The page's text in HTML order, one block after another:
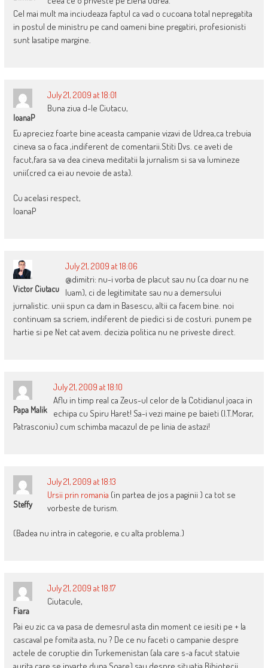
Cel mai mult ma inciudeaza faptul ca vad o cucoana total nepregatita
in postul de ministru pe cand oameni bine pregatiri, profesionisti
sunt lasatipe margine.
IoanaP
July 21, 2009 at 18:01
Buna ziua d-le Ciutacu,
Eu apreciez foarte bine aceasta campanie vizavi de Udrea,ca trebuia
cineva sa o faca ,indiferent de comentarii.Stiti Dvs. ce aveti de
facut,fara sa va dea cineva meditatii la jurnalism si sa va lumineze
unii(cred ca ei au nevoie de asta).
Cu acelasi respect,
IoanaP
Victor Ciutacu
July 21, 2009 at 18:06
@dimitri: nu-i vorba de placut sau nu (ca doar nu ne
luam), ci de legitimitate sau nu a demersului
jurnalistic. unii spun ca dam in Basescu, altii ca facem bine. noi
continuam sa scriem, indiferent de piedici si de costuri. punem pe
hartie si pe Net cat avem. decizia politica nu ne priveste direct.
Papa Malik
July 21, 2009 at 18:10
Aflu in timp real ca Zeus-ul celor de la Cotidianul joaca in
echipa cu Spiru Haret! Sa-i vezi maine pe baieti (I.T.Morar,
Patrasconiu) cum schimba macazul de pe linia de astazi!
Steffy
July 21, 2009 at 18:13
Ursii prin romania (in partea de jos a paginii ) ca tot se
vorbeste de turism.
(Badea nu intra in categorie, e cu alta problema.)
Fiara
July 21, 2009 at 18:17
Ciutacule,
Pai eu zic ca va pasa de demesrul asta din moment ce iesiti pe + la
cascaval pe fomita asta, nu ? De ce nu faceti o campanie despre
actele de coruptie din Turkemenistan (ala care s-a facut statuie
aurita care se invarte dupa Soare) sau despre situatia Bibiotecii